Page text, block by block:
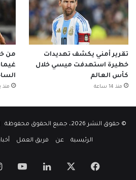
تقرير أمني يكشف تهديدات
خطيرة استهدفت ميسي خلال
كأس العالم
منذ 14 ساعة
من
منذ
© حقوق النشر 2026، جميع الحقوق محفوظة |
الرئيسية عن فريق العمل
فيسبوك لينكدإن